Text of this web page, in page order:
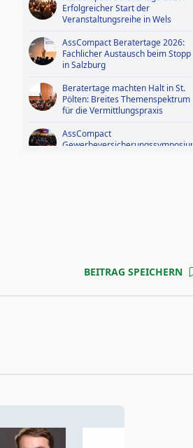
Erfolgreicher Start der
Veranstaltungsreihe in Wels
AssCompact Beratertage 2026:
Fachlicher Austausch beim Stopp
in Salzburg
Beratertage machten Halt in St.
Pölten: Breites Themenspektrum
für die Vermittlungspraxis
AssCompact
Gewerbeversicherungssymposium
BEITRAG SPEICHERN